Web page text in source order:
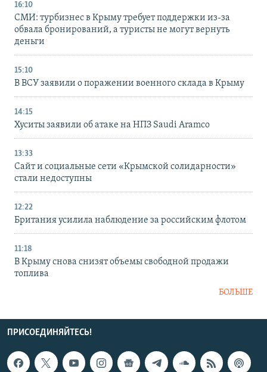
16:10
СМИ: турбизнес в Крыму требует поддержки из-за
обвала бронирований, а туристы не могут вернуть
деньги
15:10
В ВСУ заявили о поражении военного склада в Крыму
14:15
Хуситы заявили об атаке на НПЗ Saudi Aramco
13:33
Сайт и социальные сети «Крымской солидарности»
стали недоступны
12:22
Британия усилила наблюдение за российским флотом
11:18
В Крыму снова снизят объемы свободной продажи
топлива
БОЛЬШЕ
ПРИСОЕДИНЯЙТЕСЬ!